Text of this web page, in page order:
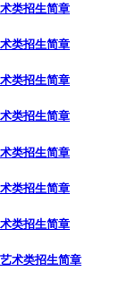
类招生简章
类招生简章
类招生简章
类招生简章
类招生简章
类招生简章
类招生简章
艺术类招生简章